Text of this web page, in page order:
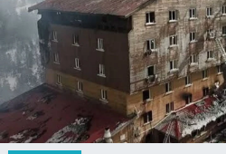
SAĞLIK
SPOR
KÜLTÜR-SANAT